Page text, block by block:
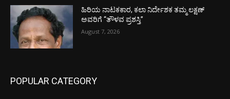
ಹಿರಿಯ ನಾಟಕಕಾರ, ಕಲಾ ನಿರ್ದೇಶಕ ತಮ್ಮ ಲಕ್ಷಣ್
ಅವರಿಗೆ “ತೌಳವ ಪ್ರಶಸ್ತಿ”
August 7, 2026
POPULAR CATEGORY